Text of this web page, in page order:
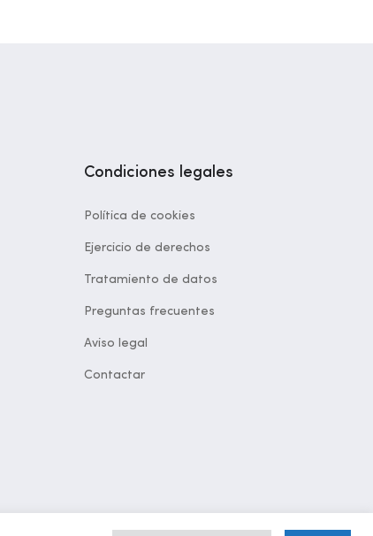
Condiciones legales
Política de cookies
Ejercicio de derechos
Tratamiento de datos
Preguntas frecuentes
Aviso legal
Contactar